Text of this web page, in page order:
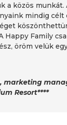
a közös munkát.
mindig célt
Happy Family
öröm velük
marketing
Resort****